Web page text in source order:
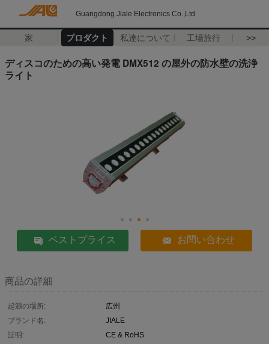
Guangdong Jiale Electronics Co.,Ltd
家 プロダクト 私達について 工場旅行 >>
ディスコのための高い発電 DMX512 の屋外の防水壁の洗浄
ライト
ベストプライス お問い合わせ
商品の詳細
起源の場所:
広州
ブランド名:
JIALE
証明:
CE & RoHS